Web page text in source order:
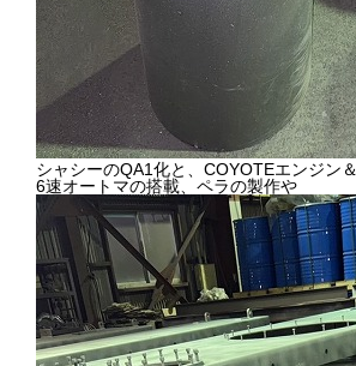
シャシーのQA1化と、COYOTEエンジン＆
6速オートマの搭載、ペラの製作や